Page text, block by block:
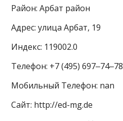
Район: Арбат район
Адрес: улица Арбат, 19
Индекс: 119002.0
Телефон: +7 (495) 697‒74‒78
Мобильный Телефон: nan
Сайт: http://ed-mg.de